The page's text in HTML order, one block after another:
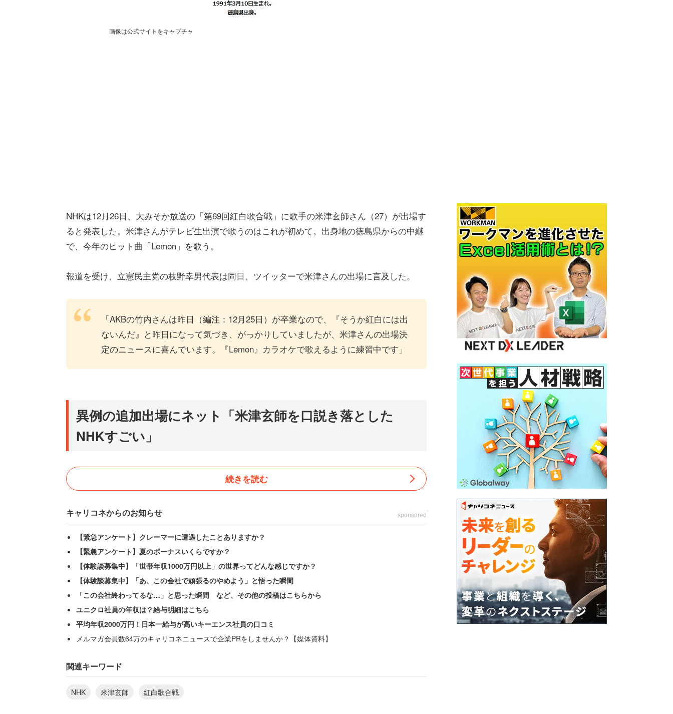
画像は公式サイトをキャプチャ
NHKは12月26日、大みそか放送の「第69回紅白歌合戦」に歌手の米津玄師さん（27）が出場す
ると発表した。米津さんがテレビ生出演で歌うのはこれが初めて。出身地の徳島県からの中継
で、今年のヒット曲「Lemon」を歌う。
報道を受け、立憲民主党の枝野幸男代表は同日、ツイッターで米津さんの出場に言及した。
「AKBの竹内さんは昨日（編注：12月25日）が卒業なので、『そうか紅白には出
ないんだ』と昨日になって気づき、がっかりしていましたが、米津さんの出場決
定のニュースに喜んでいます。『Lemon』カラオケで歌えるように練習中です」
異例の追加出場にネット「米津玄師を口説き落とした
NHKすごい」
コメント。蓮舫氏は米津さんの大ファンだそうで、「生中継で歌を聴けるのは嬉しいニュー
ス。地元からの生中継とのこと、期待期待！！」とツイートしていた。
続きを読む
キャリコネからのお知らせ sponsored
【緊急アンケート】クレーマーに遭遇したことありますか？
【緊急アンケート】夏のボーナスいくらですか？
【体験談募集中】「世帯年収1000万円以上」の世界ってどんな感じですか？
【体験談募集中】「あ、この会社で頑張るのやめよう」と悟った瞬間
「この会社終わってるな…」と思った瞬間 など、その他の投稿はこちらから
ユニクロ社員の年収は？給与明細はこちら
平均年収2000万円！日本一給与が高いキーエンス社員の口コミ
メルマガ会員数64万のキャリコネニュースで企業PRをしませんか？【媒体資料】
関連キーワード
NHK 米津玄師 紅白歌合戦